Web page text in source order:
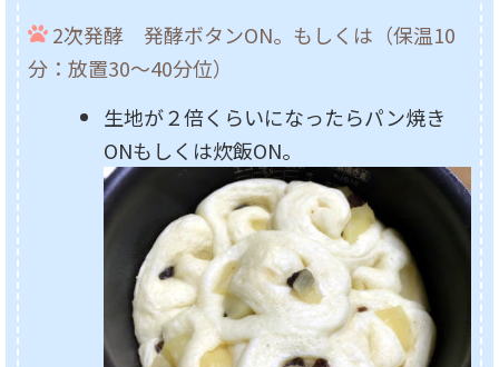
2次発酵 発酵ボタンON。もしくは（保温10
分：放置30～40分位）
生地が２倍くらいになったらパン焼き
ONもしくは炊飯ON。